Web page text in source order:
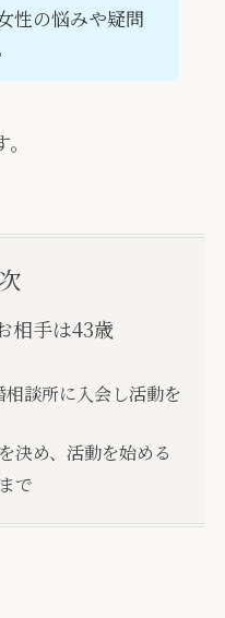
性の悩みや疑問
相手は43歳
談所に入会し活動を
決め、活動を始める
で